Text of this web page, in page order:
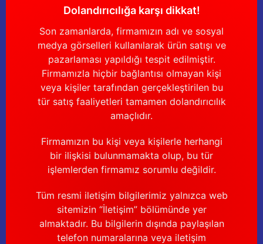
Dolandırıcılığa karşı dikkat!
Son zamanlarda, firmamızın adı ve sosyal
medya görselleri kullanılarak ürün satışı ve
pazarlaması yapıldığı tespit edilmiştir.
Firmamızla hiçbir bağlantısı olmayan kişi
veya kişiler tarafından gerçekleştirilen bu
tür satış faaliyetleri tamamen dolandırıcılık
amaçlıdır.
Firmamızın bu kişi veya kişilerle herhangi
bir ilişkisi bulunmamakta olup, bu tür
işlemlerden firmamız sorumlu değildir.
Tüm resmi iletişim bilgilerimiz yalnızca web
sitemizin “İletişim” bölümünde yer
almaktadır. Bu bilgilerin dışında paylaşılan
telefon numaralarına veya iletişim